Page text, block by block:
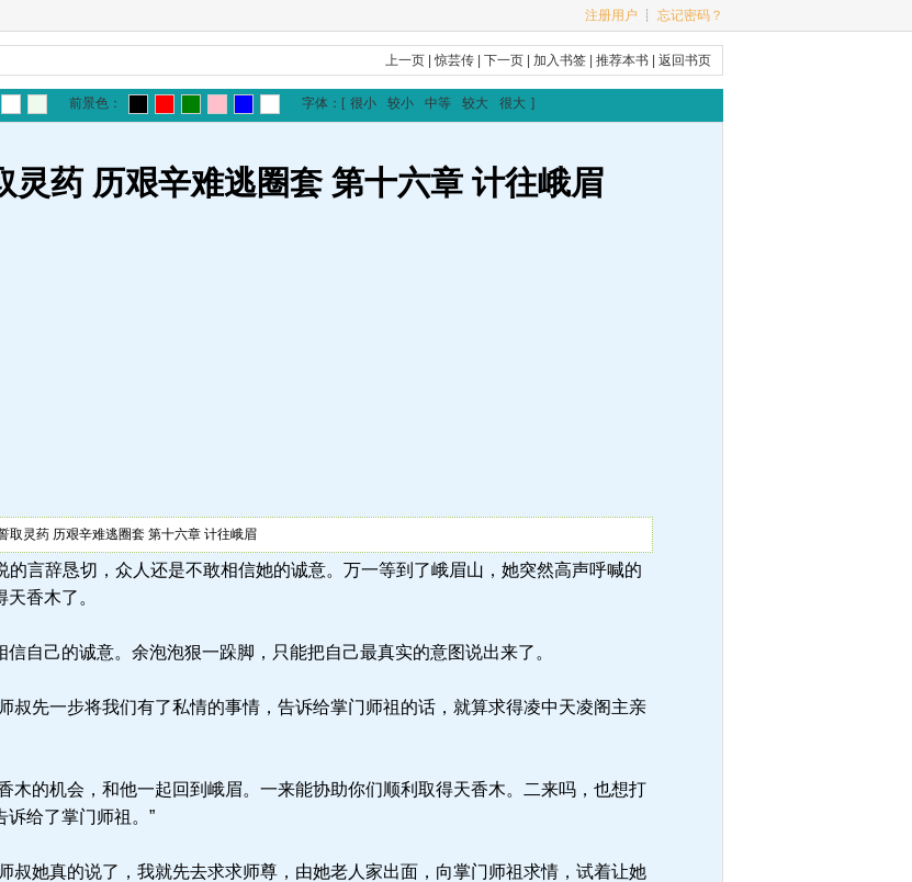
注册用户 ┊ 忘记密码？
上一页 |惊芸传 |下一页 |加入书签 |推荐本书 |返回书页
前景色： 字体： [ 很小 较小 中等 较大 很大 ]
灵药 历艰辛难逃圈套 第十六章 计往峨眉
取灵药 历艰辛难逃圈套 第十六章 计往峨眉
言辞恳切，众人还是不敢相信她的诚意。万一等到了峨眉山，她突然高声呼喊的
香木了。
自己的诚意。余泡泡狠一跺脚，只能把自己最真实的意图说出来了。
叔先一步将我们有了私情的事情，告诉给掌门师祖的话，就算求得凌中天凌阁主亲
木的机会，和他一起回到峨眉。一来能协助你们顺利取得天香木。二来吗，也想打
给了掌门师祖。”
叔她真的说了，我就先去求求师尊，由她老人家出面，向掌门师祖求情，试着让她